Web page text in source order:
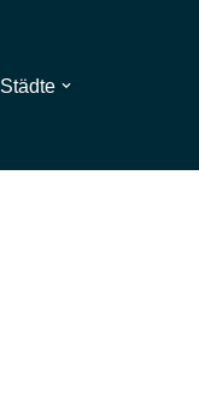
Städte